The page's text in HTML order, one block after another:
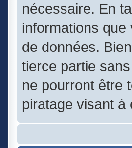
nécessaire. En
informations
de données.
tierce partie
ne pourront être
piratage visant à